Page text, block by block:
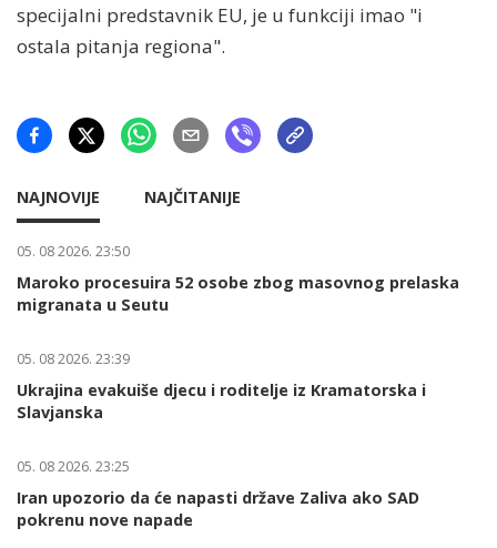
specijalni predstavnik EU, je u funkciji imao "i
ostala pitanja regiona".
NAJNOVIJE NAJČITANIJE
05. 08 2026. 23:50
Maroko procesuira 52 osobe zbog masovnog prelaska
migranata u Seutu
05. 08 2026. 23:39
Ukrajina evakuiše djecu i roditelje iz Kramatorska i
Slavjanska
05. 08 2026. 23:25
Iran upozorio da će napasti države Zaliva ako SAD
pokrenu nove napade